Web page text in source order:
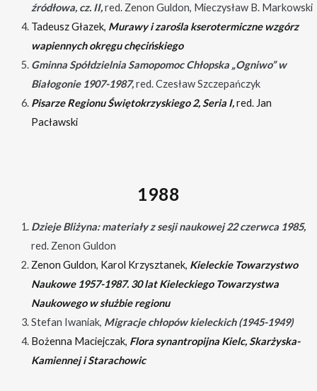
źródłowa, cz. II,red. Zenon Guldon, Mieczysław B. Markowski
Tadeusz Głazek, Murawy i zarośla kserotermiczne wzgórz
wapiennych okręgu chęcińskiego
Gminna Spółdzielnia Samopomoc Chłopska „Ogniwo” w
Białogonie 1907-1987,red. Czesław Szczepańczyk
Pisarze Regionu Świętokrzyskiego 2, Seria I,red. Jan
Pacławski
1988
Dzieje Bliżyna: materiały z sesji naukowej 22 czerwca 1985,
red. Zenon Guldon
Zenon Guldon, Karol Krzysztanek, Kieleckie Towarzystwo
Naukowe 1957-1987. 30 lat Kieleckiego Towarzystwa
Naukowego w służbie regionu
Stefan Iwaniak, Migracje chłopów kieleckich (1945-1949)
Bożenna Maciejczak, Flora synantropijna Kielc, Skarżyska-
Kamiennej i Starachowic